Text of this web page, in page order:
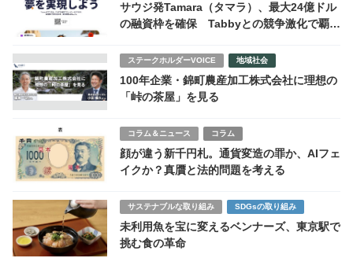
サウジ発Tamara（タマラ）、最大24億ドル
の融資枠を確保 Tabbyとの競争激化で覇権
ステークホルダーVOICE 地域社会
100年企業・錦町農産加工株式会社に理想の
「峠の茶屋」を見る
コラム＆ニュース コラム
顔が違う新千円札。通貨変造の罪か、AIフェ
イクか？真贋と法的問題を考える
サステナブルな取り組み SDGsの取り組み
未利用魚を宝に変えるベンナーズ、東京駅で
挑む食の革命